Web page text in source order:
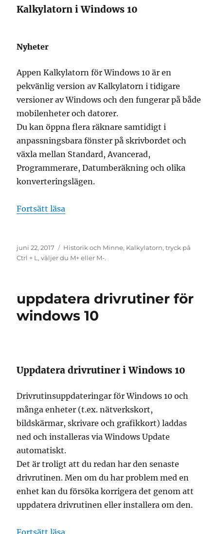
Kalkylatorn i Windows 10
Nyheter
Appen Kalkylatorn för Windows 10 är en
pekvänlig version av Kalkylatorn i tidigare
versioner av Windows och den fungerar på både
mobilenheter och datorer.
Du kan öppna flera räknare samtidigt i
anpassningsbara fönster på skrivbordet och
växla mellan Standard, Avancerad,
Programmerare, Datumberäkning och olika
konverteringslägen.
Fortsätt läsa
Publicerat
den
juni 22, 2017 Etiketter
Historik och Minne, Kalkylatorn,tryck på
Ctrl + L ,väljer du M+ eller M-.
uppdatera drivrutiner för
windows 10
Uppdatera drivrutiner i Windows 10
Drivrutinsuppdateringar för Windows 10 och
många enheter (t.ex. nätverkskort,
bildskärmar, skrivare och grafikkort) laddas
ned och installeras via Windows Update
automatiskt.
Det är troligt att du redan har den senaste
drivrutinen. Men om du har problem med en
enhet kan du försöka korrigera det genom att
uppdatera drivrutinen eller installera om den.
Fortsätt läsa